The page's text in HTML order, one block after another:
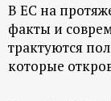
В ЕС на
факты и
трактуются
которые